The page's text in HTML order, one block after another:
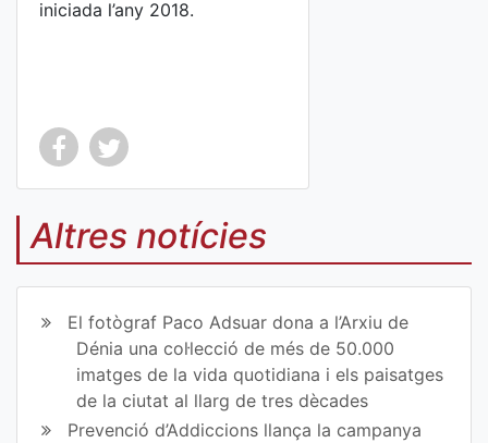
iniciada l’any 2018.
Co
mp
art
ir
en
Fa
ce
Co
mp
art
ir
en
Tw
itt
Altres notícies
El fotògraf Paco Adsuar dona a l’Arxiu de
Dénia una col·lecció de més de 50.000
imatges de la vida quotidiana i els paisatges
de la ciutat al llarg de tres dècades
Prevenció d’Addiccions llança la campanya